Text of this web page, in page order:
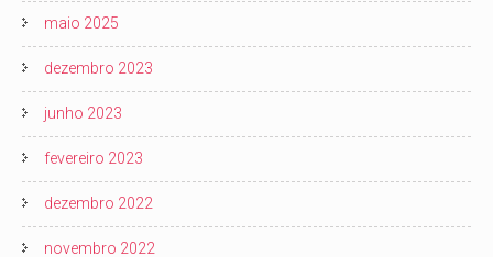
maio 2025
dezembro 2023
junho 2023
fevereiro 2023
dezembro 2022
novembro 2022